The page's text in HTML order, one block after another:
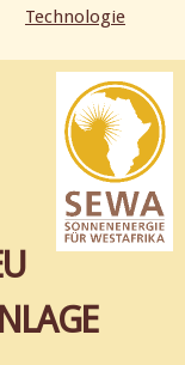
Technologie